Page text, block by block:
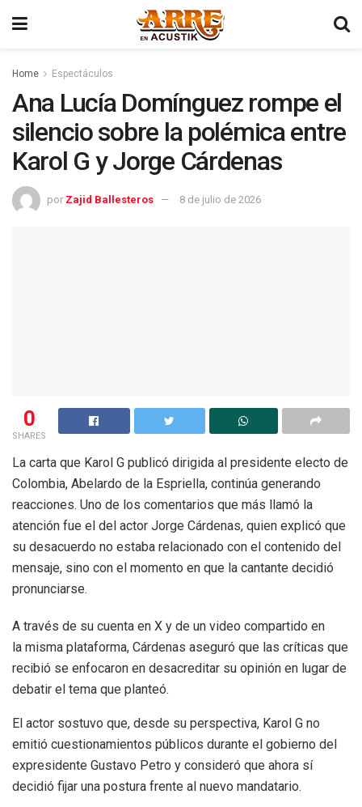
Home Espectáculos
Ana Lucía Domínguez rompe el
silencio sobre la polémica entre
Karol G y Jorge Cárdenas
por Zajid Ballesteros 8 de julio de 2026
0
SHARES
La carta que Karol G publicó dirigida al presidente electo de
Colombia, Abelardo de la Espriella, continúa generando
reacciones. Uno de los comentarios que más llamó la
atención fue el del actor Jorge Cárdenas, quien explicó que
su desacuerdo no estaba relacionado con el contenido del
mensaje, sino con el momento en que la cantante decidió
pronunciarse.
A través de su cuenta en X y de un video compartido en
la misma plataforma, Cárdenas aseguró que las críticas que
recibió se enfocaron en desacreditar su opinión en lugar de
debatir el tema que planteó.
El actor sostuvo que, desde su perspectiva, Karol G no
emitió cuestionamientos públicos durante el gobierno del
expresidente Gustavo Petro y consideró que ahora sí
decidió fijar una postura frente al nuevo mandatario.